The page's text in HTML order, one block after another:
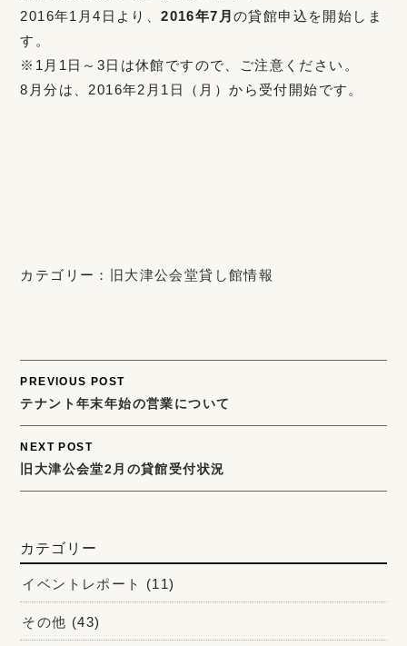
2016年1月4日より、2016年7月の貸館申込を開始しま
す。
※1月1日～3日は休館ですので、ご注意ください。
8月分は、2016年2月1日（月）から受付開始です。
カテゴリー： 旧大津公会堂貸し館情報
Post
navigation
PREVIOUS POST
テナント年末年始の営業について
NEXT POST
旧大津公会堂2月の貸館受付状況
カテゴリー
イベントレポート (11)
その他 (43)